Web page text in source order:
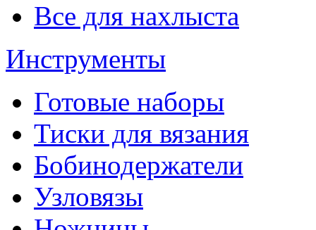
Все для нахлыста
Инструменты
Готовые наборы
Тиски для вязания
Бобинодержатели
Узловязы